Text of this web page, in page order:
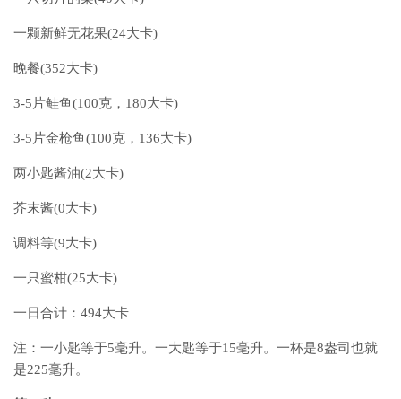
一颗新鲜无花果(24大卡)
晚餐(352大卡)
3-5片鲑鱼(100克，180大卡)
3-5片金枪鱼(100克，136大卡)
两小匙酱油(2大卡)
芥末酱(0大卡)
调料等(9大卡)
一只蜜柑(25大卡)
一日合计：494大卡
注：一小匙等于5毫升。一大匙等于15毫升。一杯是8盎司也就
是225毫升。